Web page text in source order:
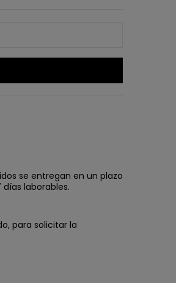
se entregan en un plazo
días laborables.
para solicitar la